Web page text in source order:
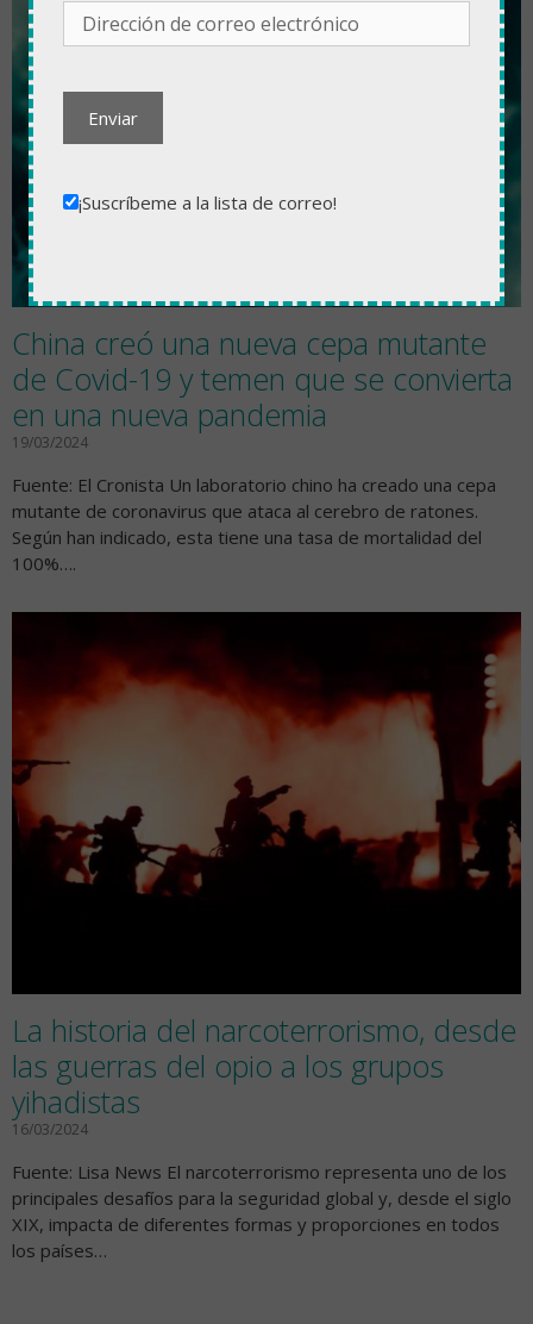
China creó una nueva cepa mutante
de Covid-19 y temen que se convierta
en una nueva pandemia
19/03/2024
Fuente: El Cronista Un laboratorio chino ha creado una cepa
mutante de coronavirus que ataca al cerebro de ratones.
Según han indicado, esta tiene una tasa de mortalidad del
100%….
La historia del narcoterrorismo, desde
las guerras del opio a los grupos
yihadistas
16/03/2024
Fuente: Lisa News El narcoterrorismo representa uno de los
principales desafíos para la seguridad global y, desde el siglo
XIX, impacta de diferentes formas y proporciones en todos
los países…
¡Suscríbeme a la lista de correo!